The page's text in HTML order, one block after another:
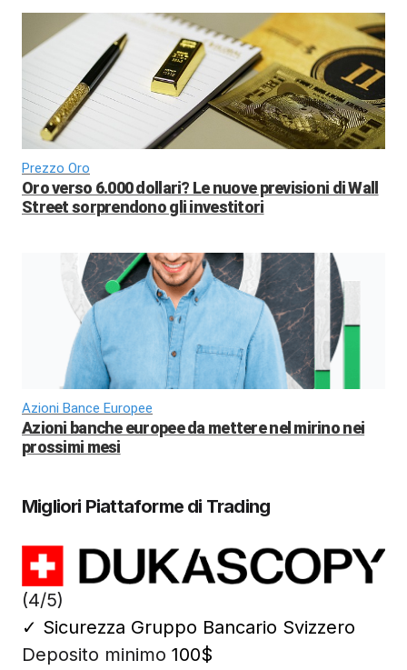
Prezzo Oro
Oro verso 6.000 dollari? Le nuove previsioni di Wall
Street sorprendono gli investitori
Azioni Bance Europee
Azioni banche europee da mettere nel mirino nei
prossimi mesi
Migliori Piattaforme di Trading
(4/5)
✓ Sicurezza Gruppo Bancario Svizzero
Deposito minimo 100$